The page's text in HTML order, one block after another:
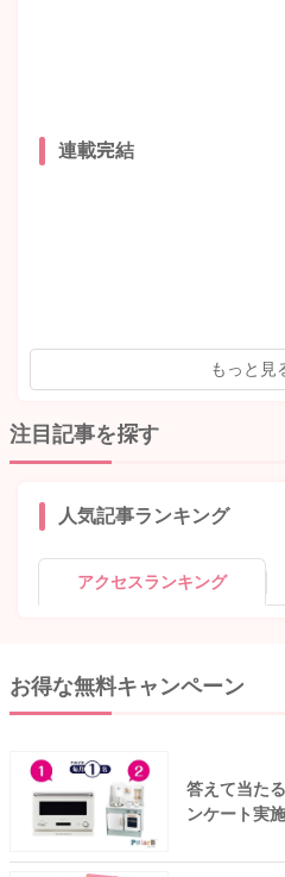
連載完結
もっと見
注目記事を探す
人気記事ランキング
アクセスランキング
お得な無料キャンペーン
答えて当た
ンケート実